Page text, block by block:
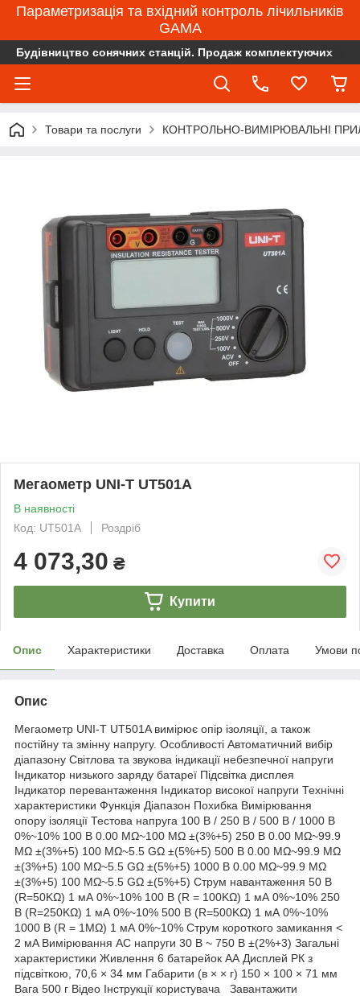
Параметризація та вхідний контроль лічильників
GAMA
Будівництво сонячних станцій. Продаж комплектуючих
Товари та послуги КОНТРОЛЬНО-ВИМІРЮВАЛЬНІ
Мегаометр UNI-T UT501A
В наявності
Код: UT501A
Роздріб
4 073,30 ₴
Купити
Опис Характеристики Доставка Оплата Умови
Опис
Мегаометр UNI-T UT501A вимірює опір ізоляції, а також
постійну та змінну напругу. Особливості Автоматичний вибір
діапазону Світлова та звукова індикації небезпечної напруги
Індикатор низького заряду батареї Підсвітка дисплея
Індикатор перевантаження Індикатор високої напруги Технічні
характеристики Функція Діапазон Похибка Вимірювання
опору ізоляції Тестова напруга 100 В / 250 В / 500 В / 1000 В
0%~10% 100 В 0.00 MΩ~100 MΩ ±(3%+5) 250 В 0.00 MΩ~99.9
MΩ ±(3%+5) 100 MΩ~5.5 GΩ ±(5%+5) 500 В 0.00 MΩ~99.9 MΩ
±(3%+5) 100 MΩ~5.5 GΩ ±(5%+5) 1000 В 0.00 MΩ~99.9 MΩ
±(3%+5) 100 MΩ~5.5 GΩ ±(5%+5) Струм навантаження 50 В
(R=50KΩ) 1 мА 0%~10% 100 В (R = 100KΩ) 1 мА 0%~10% 250
В (R=250KΩ) 1 мА 0%~10% 500 В (R=500KΩ) 1 мА 0%~10%
1000 В (R = 1MΩ) 1 мА 0%~10% Струм короткого замикання <
2 мA Вимірювання AC напруги 30 В ~ 750 В ±(2%+3) Загальні
характеристики Живлення 6 батарейок АА Дисплей РК з
підсвіткою, 70,6 × 34 мм Габарити (в × × г) 150 × 100 × 71 мм
Вага 500 г Відео Інструкції користувача Завантажити